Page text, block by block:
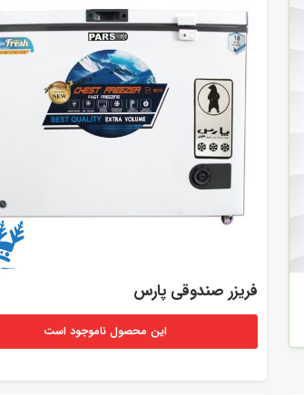
فریزر صندوقی پارس
این محصول ناموجود است